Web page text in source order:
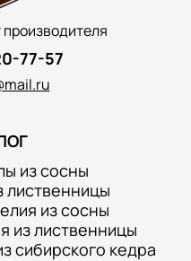
77-57
из сосны
лиственницы
из сосны
из лиственницы
сибирского кедра